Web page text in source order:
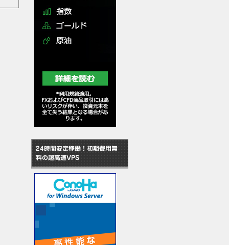
24時間安定稼働！初期費用無
料の超高速VPS